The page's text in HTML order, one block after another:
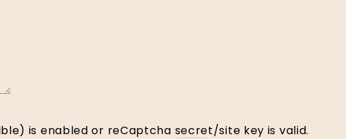
is enabled or reCaptcha secret/site key is valid.